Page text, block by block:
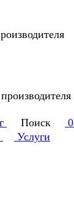
Поиск 0
Услуги